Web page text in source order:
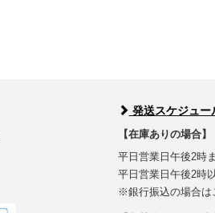
発送スケジュー
【在庫ありの場合】
平日営業日午後2時
平日営業日午後2時
※銀行振込の場合は